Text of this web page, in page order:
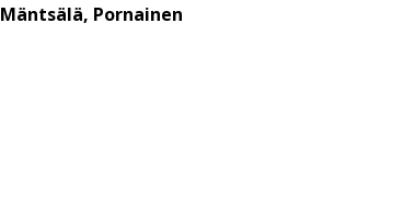
Mäntsälä, Pornainen